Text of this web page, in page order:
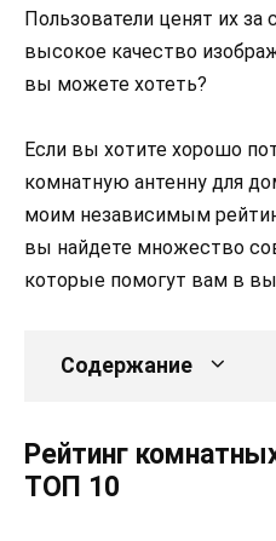
Пользователи ценят их за
высокое качество
вы можете хотеть?
Если вы хотите хорошо
комнатную антенну для
моим независимым
вы найдете множество
которые помогут вам в
Содержание
Рейтинг
ТОП 10